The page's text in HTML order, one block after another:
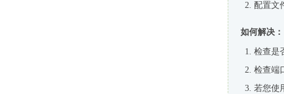
配置文
如何解决：
检查是
检查端
若您使